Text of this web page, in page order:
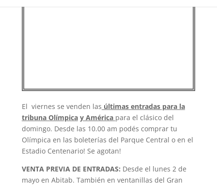
El viernes se venden las últimas entradas para la
tribuna Olímpica y América para el clásico del
domingo. Desde las 10.00 am podés comprar tu
Olímpica en las boleterías del Parque Central o en el
Estadio Centenario! Se agotan!
VENTA PREVIA DE ENTRADAS: Desde el lunes 2 de
mayo en Abitab. También en ventanillas del Gran